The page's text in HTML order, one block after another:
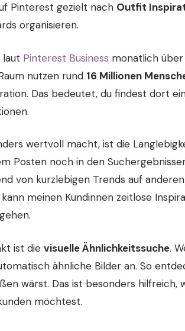
Pinterest gezielt nach Outfit
organisieren.
Pinterest Business monatlich
nutzen rund 16 Millionen
Das bedeutet, du findest dort
wertvoll macht, ist die
Posten noch in den
von kurzlebigen Trends auf
meinen Kundinnen zeitlose
ist die visuelle Ähnlichkeitssuche.
ähnliche Bilder an. So
wärst. Das ist besonders
möchtest.